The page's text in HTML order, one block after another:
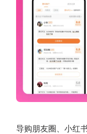
导购朋友圈、小红